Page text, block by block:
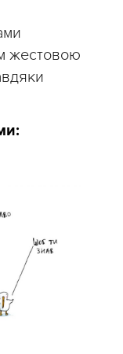
жестовою